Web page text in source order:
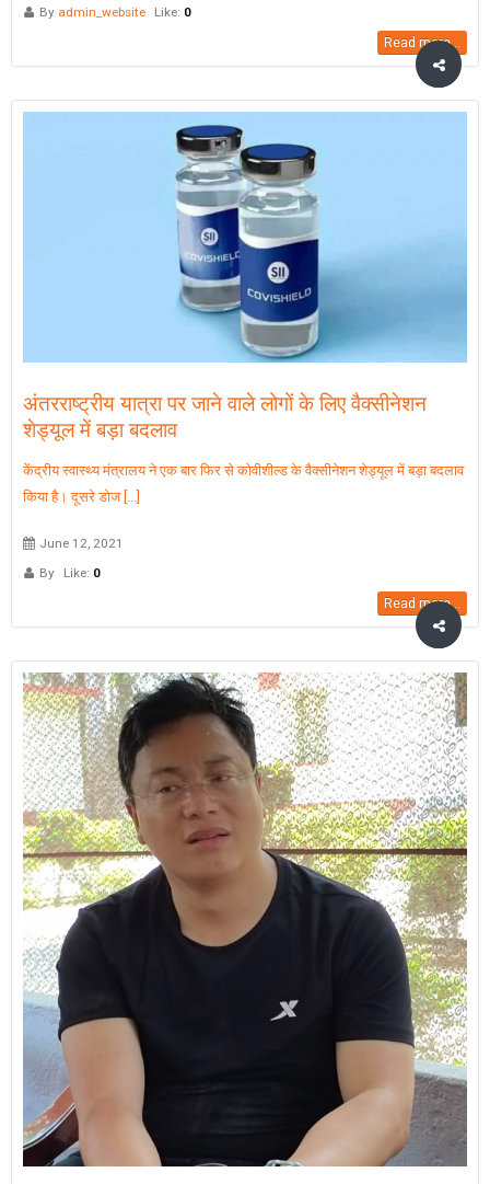
By admin_website Like: 0
Read more...
अंतरराष्ट्रीय यात्रा पर जाने वाले लोगों के लिए वैक्सीनेशन
शेड्यूल में बड़ा बदलाव
केंद्रीय स्वास्थ्य मंत्रालय ने एक बार फिर से कोवीशील्ड के वैक्सीनेशन शेड्यूल में बड़ा बदलाव
किया है। दूसरे डोज [...]
June 12, 2021
By
Like: 0
Read more...